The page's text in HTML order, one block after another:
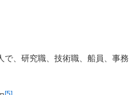
、研究職、技術職、船員、事務